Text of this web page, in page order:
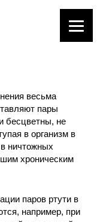
весьма
пары
бесцветны, не
в организм в
ничтожных
хроническим
паров ртути в
например, при